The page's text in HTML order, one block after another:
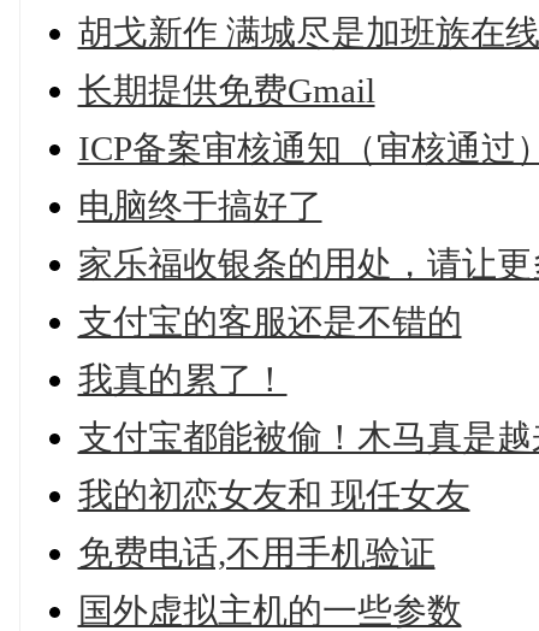
胡戈新作 满城尽是加班族在
长期提供免费Gmail
ICP备案审核通知（审核通过
电脑终于搞好了
家乐福收银条的用处，请让
支付宝的客服还是不错的
我真的累了！
支付宝都能被偷！木马真是
我的初恋女友和 现任女友
免费电话,不用手机验证
国外虚拟主机的一些参数